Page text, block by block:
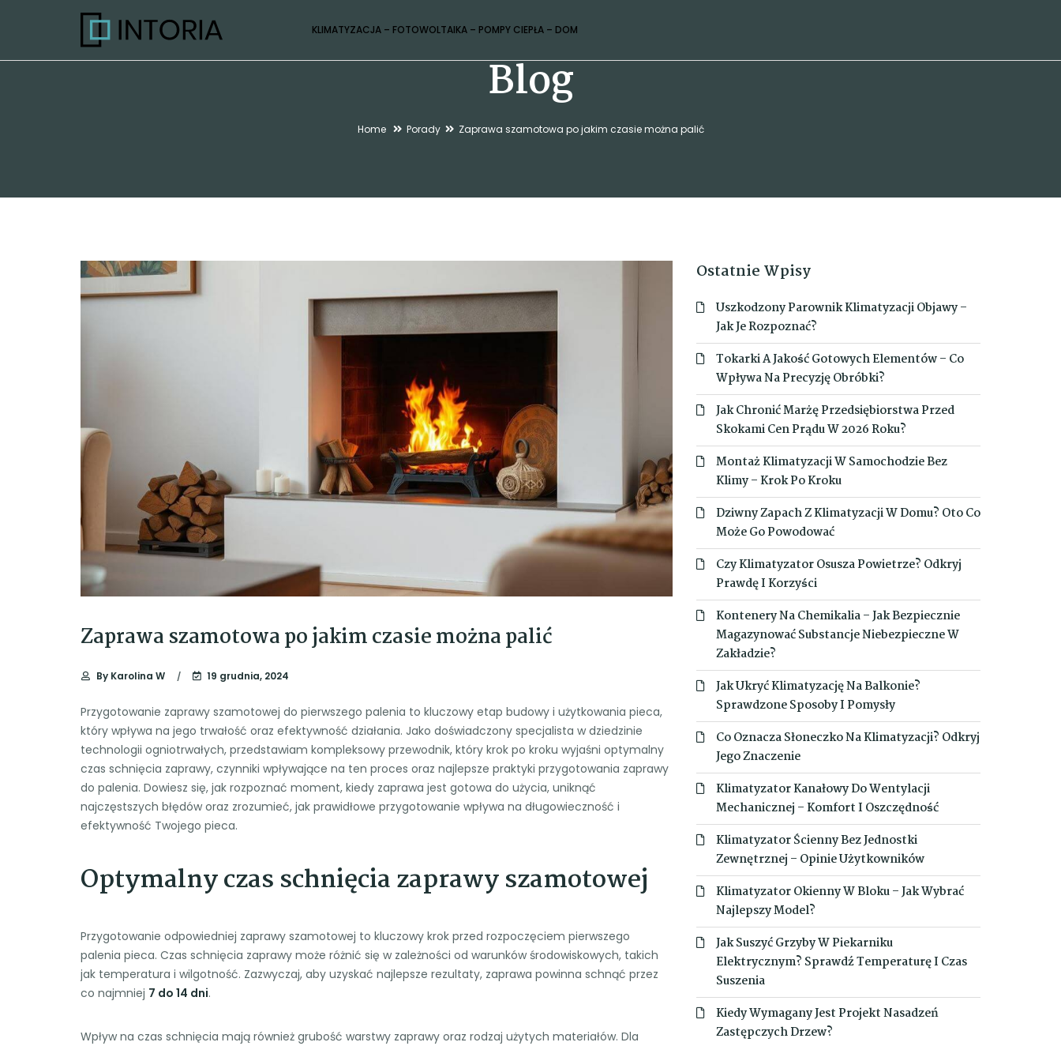
KLIMATYZACJA – FOTOWOLTAIKA – POMPY CIEPŁA – DOM
Blog
Home Porady Zaprawa szamotowa po jakim czasie można palić
Zaprawa szamotowa po jakim czasie można palić
By Karolina W 19 grudnia, 2024
Przygotowanie zaprawy szamotowej do pierwszego palenia to kluczowy etap budowy i użytkowania pieca,
który wpływa na jego trwałość oraz efektywność działania. Jako doświadczony specjalista w dziedzinie
technologii ogniotrwałych, przedstawiam kompleksowy przewodnik, który krok po kroku wyjaśni optymalny
czas schnięcia zaprawy, czynniki wpływające na ten proces oraz najlepsze praktyki przygotowania zaprawy
do palenia. Dowiesz się, jak rozpoznać moment, kiedy zaprawa jest gotowa do użycia, uniknąć
najczęstszych błędów oraz zrozumieć, jak prawidłowe przygotowanie wpływa na długowieczność i
efektywność Twojego pieca.
Optymalny czas schnięcia zaprawy szamotowej
Przygotowanie odpowiedniej zaprawy szamotowej to kluczowy krok przed rozpoczęciem pierwszego
palenia pieca. Czas schnięcia zaprawy może różnić się w zależności od warunków środowiskowych, takich
jak temperatura i wilgotność. Zazwyczaj, aby uzyskać najlepsze rezultaty, zaprawa powinna schnąć przez
co najmniej 7 do 14 dni.
Wpływ na czas schnięcia mają również grubość warstwy zaprawy oraz rodzaj użytych materiałów. Dla
Ostatnie Wpisy
Uszkodzony Parownik Klimatyzacji Objawy –
Jak Je Rozpoznać?
Tokarki A Jakość Gotowych Elementów – Co
Wpływa Na Precyzję Obróbki?
Jak Chronić Marżę Przedsiębiorstwa Przed
Skokami Cen Prądu W 2026 Roku?
Montaż Klimatyzacji W Samochodzie Bez
Klimy – Krok Po Kroku
Dziwny Zapach Z Klimatyzacji W Domu? Oto Co
Może Go Powodować
Czy Klimatyzator Osusza Powietrze? Odkryj
Prawdę I Korzyści
Kontenery Na Chemikalia – Jak Bezpiecznie
Magazynować Substancje Niebezpieczne W
Zakładzie?
Jak Ukryć Klimatyzację Na Balkonie?
Sprawdzone Sposoby I Pomysły
Co Oznacza Słoneczko Na Klimatyzacji? Odkryj
Jego Znaczenie
Klimatyzator Kanałowy Do Wentylacji
Mechanicznej – Komfort I Oszczędność
Klimatyzator Ścienny Bez Jednostki
Zewnętrznej – Opinie Użytkowników
Klimatyzator Okienny W Bloku – Jak Wybrać
Najlepszy Model?
Jak Suszyć Grzyby W Piekarniku
Elektrycznym? Sprawdź Temperaturę I Czas
Suszenia
Kiedy Wymagany Jest Projekt Nasadzeń
Zastępczych Drzew?